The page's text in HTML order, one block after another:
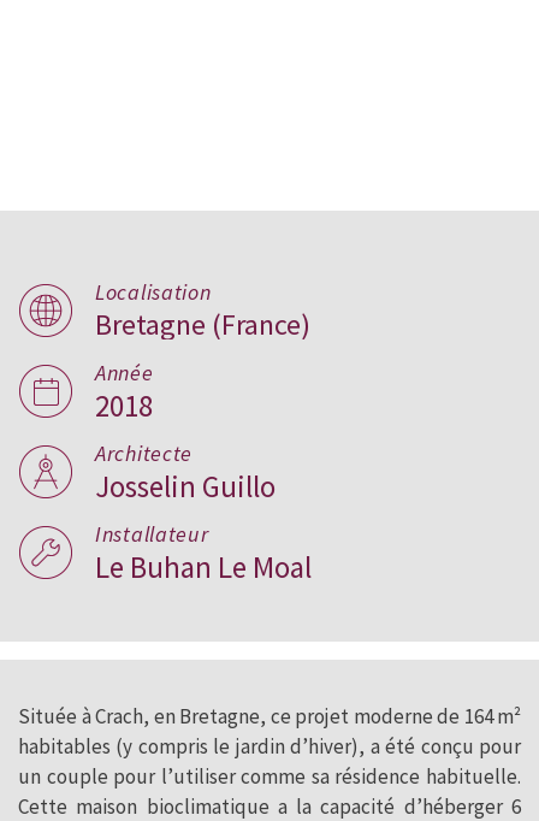
Maison bioclimatique,
France
Localisation
Bretagne (France)
Année
2018
Architecte
Josselin Guillo
Installateur
Le Buhan Le Moal
Située à Crach, en Bretagne, ce projet moderne de 164 m²
habitables (y compris le jardin d’hiver), a été conçu pour
un couple pour l’utiliser comme sa résidence habituelle.
Cette maison bioclimatique a la capacité d’héberger 6